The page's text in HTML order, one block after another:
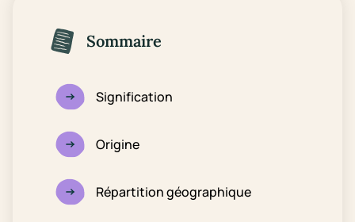
Sommaire
Signification
Origine
Répartition géographique